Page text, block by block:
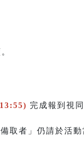
13:55) 完成報到視
取者」仍請於活動